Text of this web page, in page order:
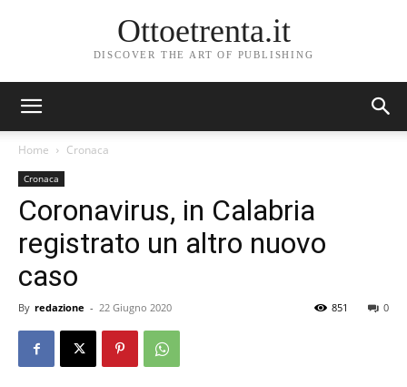
Ottoetrenta.it
DISCOVER THE ART OF PUBLISHING
Home Cronaca
Cronaca
Coronavirus, in Calabria
registrato un altro nuovo
caso
By redazione - 22 Giugno 2020 0
851